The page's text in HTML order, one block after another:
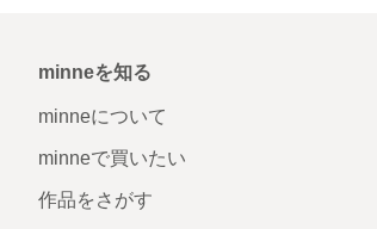
minneを知る
minneについて
minneで買いたい
作品をさがす